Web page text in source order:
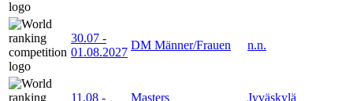
30.07 -
01.08.2027
DM Männer/Frauen n.n.
11.08 -
Masters
Jyväskylä